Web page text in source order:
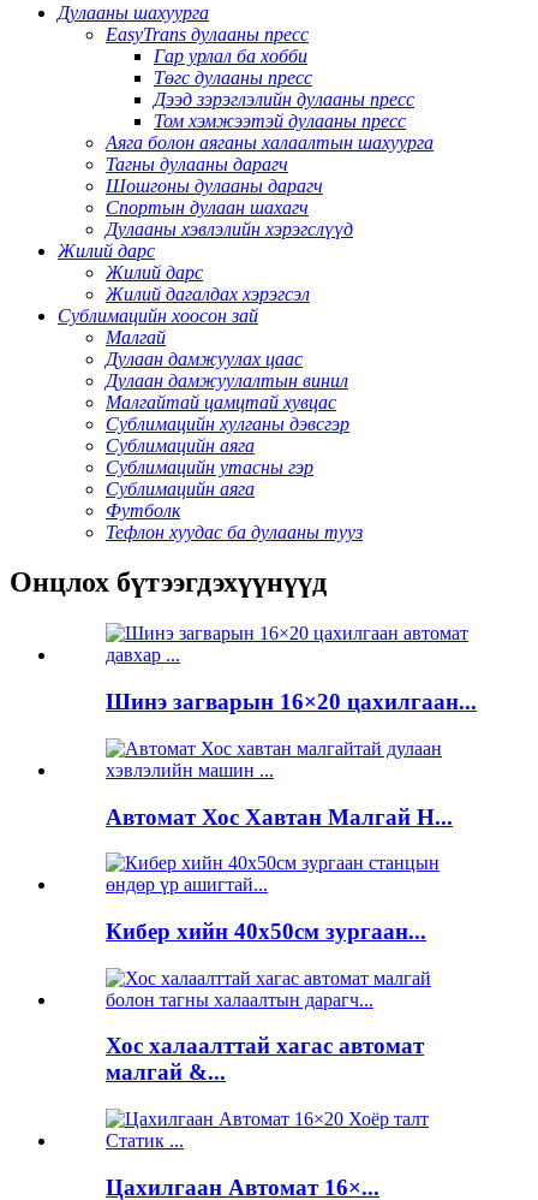
Дулааны шахуурга
EasyTrans дулааны пресс
Гар урлал ба хобби
Төгс дулааны пресс
Дээд зэрэглэлийн дулааны пресс
Том хэмжээтэй дулааны пресс
Аяга болон аяганы халаалтын шахуурга
Тагны дулааны дарагч
Шошгоны дулааны дарагч
Спортын дулаан шахагч
Дулааны хэвлэлийн хэрэгслүүд
Жилий дарс
Жилий дарс
Жилий дагалдах хэрэгсэл
Сублимацийн хоосон зай
Малгай
Дулаан дамжуулах цаас
Дулаан дамжуулалтын винил
Малгайтай цамцтай хувцас
Сублимацийн хулганы дэвсгэр
Сублимацийн аяга
Сублимацийн утасны гэр
Сублимацийн аяга
Футболк
Тефлон хуудас ба дулааны тууз
Онцлох бүтээгдэхүүнүүд
Шинэ загварын 16×20 цахилгаан...
Автомат Хос Хавтан Малгай H...
Кибер хийн 40x50см зургаан...
Хос халаалттай хагас автомат
малгай &...
Цахилгаан Автомат 16×...